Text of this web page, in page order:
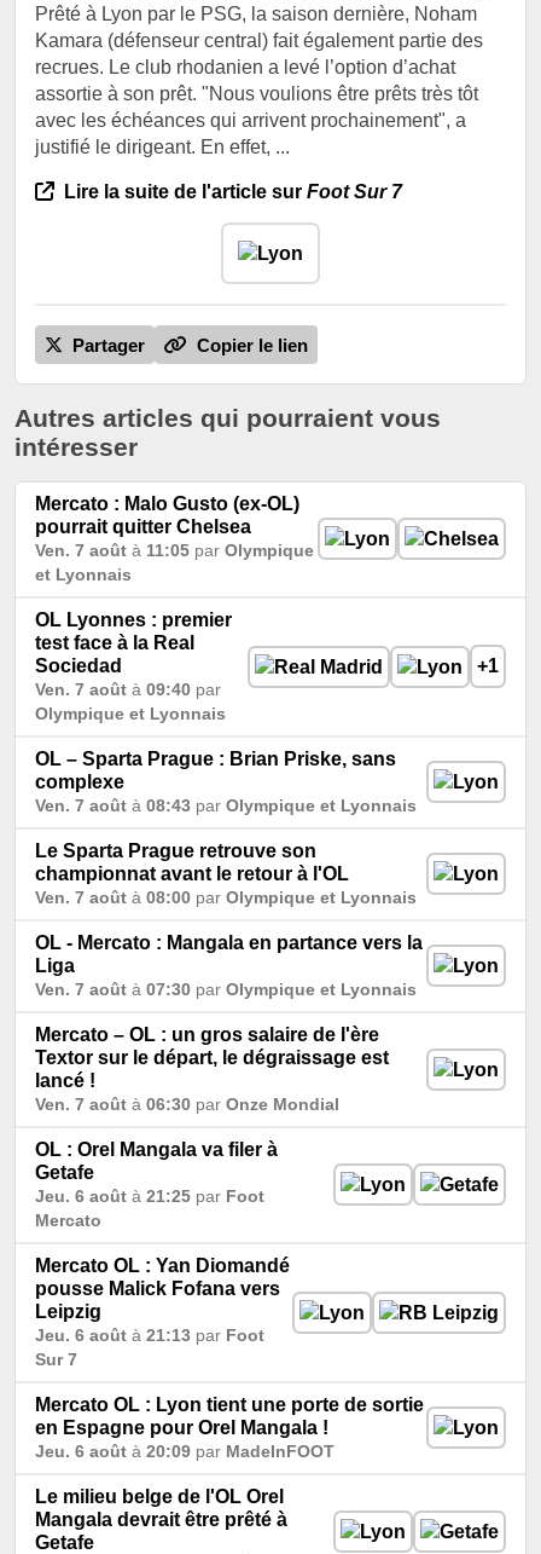
Prêté à Lyon par le PSG, la saison dernière, Noham
Kamara (défenseur central) fait également partie des
recrues. Le club rhodanien a levé l’option d’achat
assortie à son prêt. "Nous voulions être prêts très tôt
avec les échéances qui arrivent prochainement", a
justifié le dirigeant. En effet, ...
Lire la suite de l'article sur Foot Sur 7
Partager Copier le lien
Autres articles qui pourraient vous
intéresser
Mercato : Malo Gusto (ex-OL)
pourrait quitter Chelsea
Ven. 7 août à 11:05 par Olympique
et Lyonnais
OL Lyonnes : premier
test face à la Real
Sociedad
Ven. 7 août à 09:40 par
Olympique et Lyonnais
+1
OL – Sparta Prague : Brian Priske, sans
complexe
Ven. 7 août à 08:43 par Olympique et Lyonnais
Le Sparta Prague retrouve son
championnat avant le retour à l'OL
Ven. 7 août à 08:00 par Olympique et Lyonnais
OL - Mercato : Mangala en partance vers la
Liga
Ven. 7 août à 07:30 par Olympique et Lyonnais
Mercato – OL : un gros salaire de l'ère
Textor sur le départ, le dégraissage est
lancé !
Ven. 7 août à 06:30 par Onze Mondial
OL : Orel Mangala va filer à
Getafe
Jeu. 6 août à 21:25 par Foot
Mercato
Mercato OL : Yan Diomandé
pousse Malick Fofana vers
Leipzig
Jeu. 6 août à 21:13 par Foot
Sur 7
Mercato OL : Lyon tient une porte de sortie
en Espagne pour Orel Mangala !
Jeu. 6 août à 20:09 par MadeInFOOT
Le milieu belge de l'OL Orel
Mangala devrait être prêté à
Getafe